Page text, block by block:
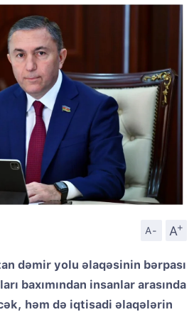
A- A
+
dəmir yolu əlaqəsinin bərpası
baxımından insanlar arasında
həm də iqtisadi əlaqələrin